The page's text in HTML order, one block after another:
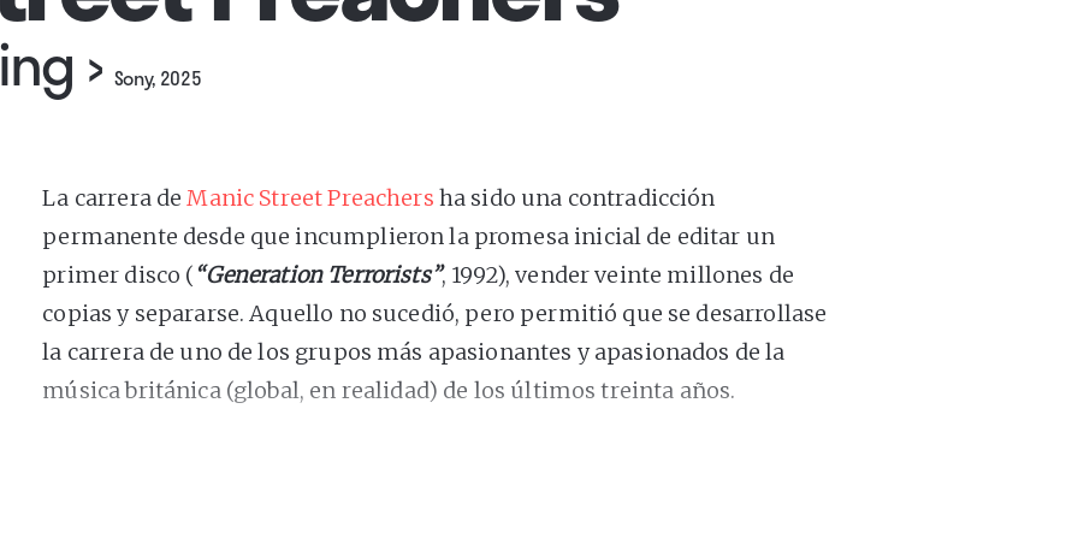
› Sony, 2025
La carrera deManic Street Preachers ha sido una contradicción
permanente desde que incumplieron la promesa inicial de editar un
primer disco ( “Generation Terrorists”, 1992), vender veinte millones de
copias y separarse. Aquello no sucedió, pero permitió que se desarrollase
la carrera de uno de los grupos más apasionantes y apasionados de la
música británica (global, en realidad) de los últimos treinta años.